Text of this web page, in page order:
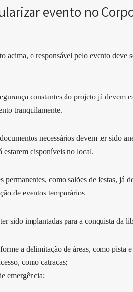
evento no
acima, o responsável pelo evento deve
constantes do projeto já devem
tranquilamente.
necessários devem ter sido
estarem disponíveis no local.
permanentes, como salões de festas, já
de eventos temporários.
sido implantadas para a conquista da
a delimitação de áreas, como pista e
como catracas;
emergência;